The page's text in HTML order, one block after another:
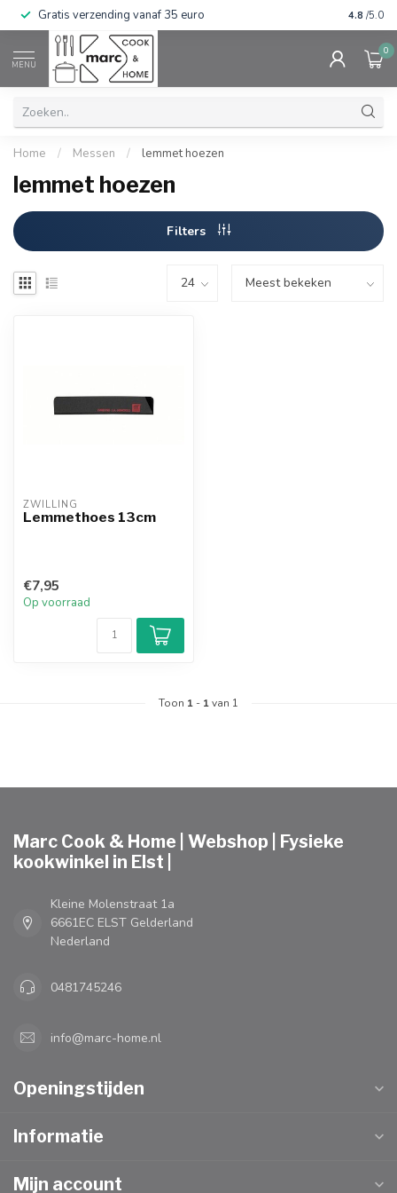
Gratis verzending vanaf 35 euro 4.8 /5.0
MENU
0
Home / Messen / lemmet hoezen
lemmet hoezen
Filters
ZWILLING
Lemmethoes 13cm
€7,95
Op voorraad
Toon 1 - 1van 1
Marc Cook & Home | Webshop | Fysieke
kookwinkel in Elst |
Kleine Molenstraat 1a
6661EC ELST Gelderland
Nederland
0481745246
info@marc-home.nl
Openingstijden
Informatie
Mijn account